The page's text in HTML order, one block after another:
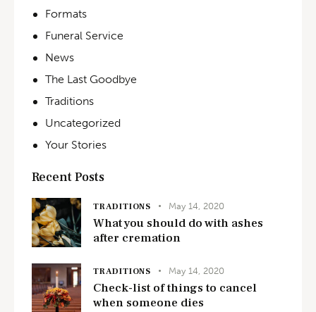
Formats
Funeral Service
News
The Last Goodbye
Traditions
Uncategorized
Your Stories
Recent Posts
TRADITIONS May 14, 2020
What you should do with ashes
after cremation
TRADITIONS May 14, 2020
Check-list of things to cancel
when someone dies